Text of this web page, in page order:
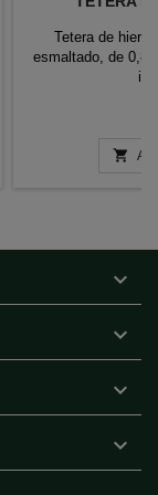
Tetera de
esmaltado, de




